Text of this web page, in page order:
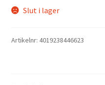
Slut i lager
Artikelnr: 4019238446623